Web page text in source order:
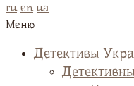
ru en ua
Меню
Детективы